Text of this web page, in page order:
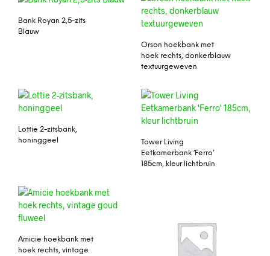
Bank Royan 2,5-zits
Blauw
Orson hoekbank met
hoek rechts, donkerblauw
textuurgeweven
Lottie 2-zitsbank,
honinggeel
Tower Living
Eetkamerbank ‘Ferro’
185cm, kleur lichtbruin
Amicie hoekbank met
hoek rechts, vintage